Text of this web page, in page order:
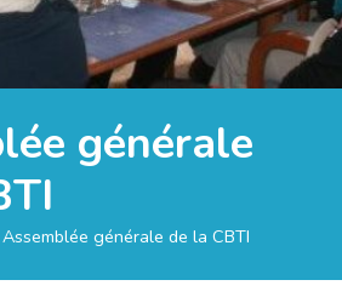
générale
Assemblée générale de la CBTI